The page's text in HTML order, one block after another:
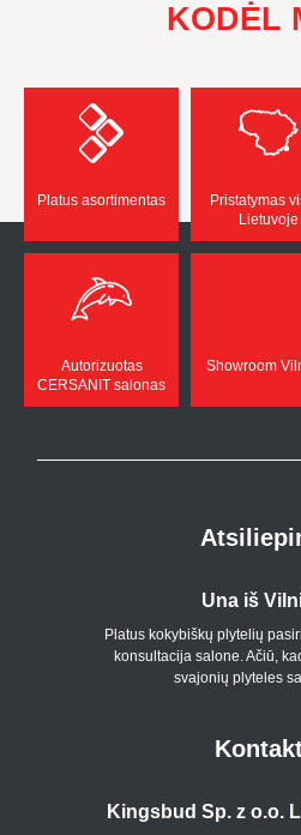
KODĖL
Platus asortimentas
Pristatymas
Lietuvoje
Autorizuotas
CERSANIT salonas
Showroom
Una iš
Platus kokybiškų plytelių
konsultacija salone. Ačiū,
svajonių plyteles
Kingsbud Sp. z o.o.